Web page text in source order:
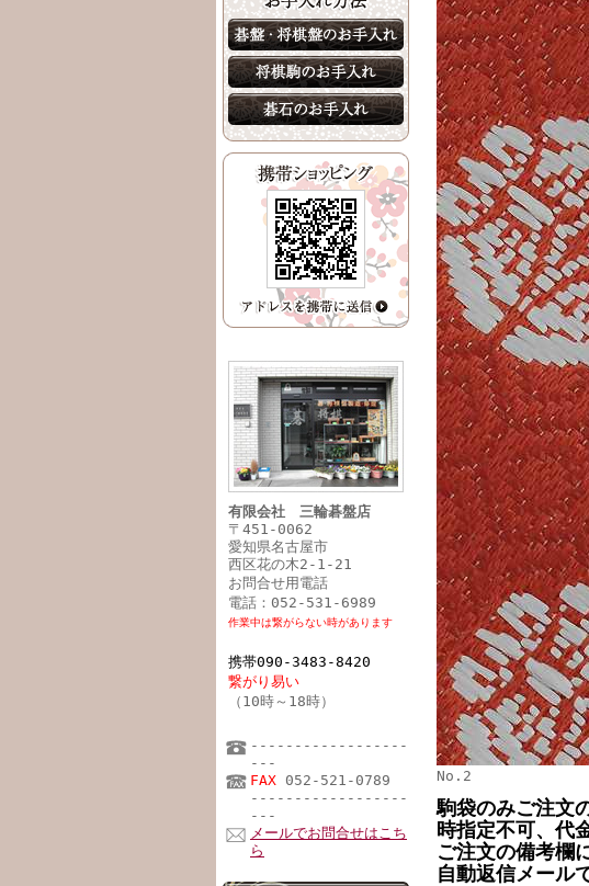
有限会社 三輪碁盤店
〒451-0062
愛知県名古屋市
西区花の木2-1-21
お問合せ用電話
電話：052-531-6989
作業中は繋がらない時があります
携帯090-3483-8420
繋がり易い
（10時～18時）
------------------
---
FAX 052-521-0789
------------------
---
メールでお問合せはこち
ら
No.2
駒袋のみご注文
時指定不可、
ご注文の備考欄
自動返信メール